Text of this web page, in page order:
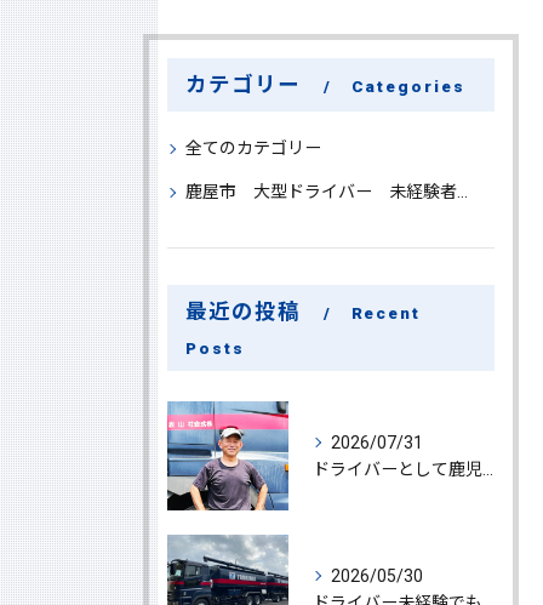
カテゴリー Categories
全てのカテゴリー
鹿屋市 大型ドライバー 未経験者 大募集
最近の投稿
Recent
Posts
2026/07/31
2026/05/30